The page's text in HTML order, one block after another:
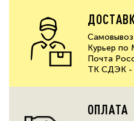
Курьер по
Почта
ТК СДЭК -
ОПЛАТА